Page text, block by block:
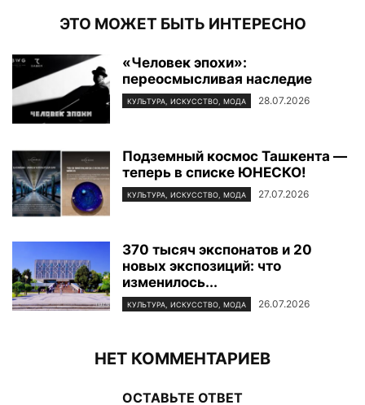
ЭТО МОЖЕТ БЫТЬ ИНТЕРЕСНО
«Человек эпохи»:
переосмысливая наследие
КУЛЬТУРА, ИСКУССТВО, МОДА 28.07.2026
Подземный космос Ташкента —
теперь в списке ЮНЕСКО!
КУЛЬТУРА, ИСКУССТВО, МОДА 27.07.2026
370 тысяч экспонатов и 20
новых экспозиций: что
изменилось...
КУЛЬТУРА, ИСКУССТВО, МОДА 26.07.2026
НЕТ КОММЕНТАРИЕВ
ОСТАВЬТЕ ОТВЕТ